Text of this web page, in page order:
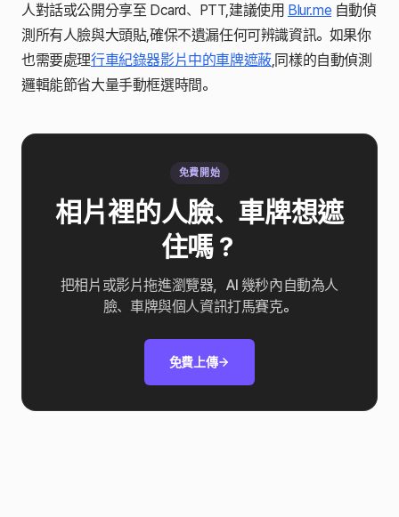
人對話或公開分享至 Dcard、PTT,建議使用 Blur.me 自動偵
測所有人臉與大頭貼,確保不遺漏任何可辨識資訊。如果你
也需要處理行車紀錄器影片中的車牌遮蔽,同樣的自動偵測
邏輯能節省大量手動框選時間。
免費開始
相片裡的人臉、車牌想遮
住嗎？
把相片或影片拖進瀏覽器，AI 幾秒內自動為人
臉、車牌與個人資訊打馬賽克。
免費上傳